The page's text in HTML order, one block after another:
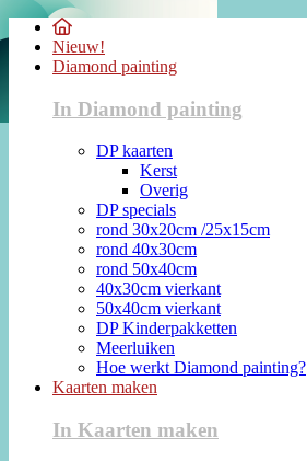
Nieuw!
Diamond painting
In Diamond painting
DP kaarten
Kerst
Overig
DP specials
rond 30x20cm /25x15cm
rond 40x30cm
rond 50x40cm
40x30cm vierkant
50x40cm vierkant
DP Kinderpakketten
Meerluiken
Hoe werkt Diamond painting?
Kaarten maken
In Kaarten maken